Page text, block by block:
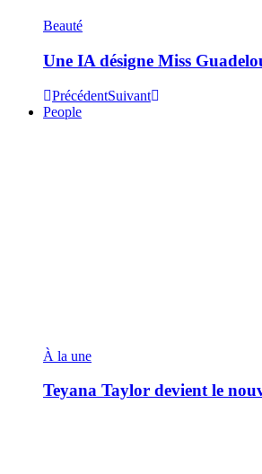
Beauté
Une IA désigne Miss
PrécédentSuivant
People
À la une
Teyana Taylor devient le